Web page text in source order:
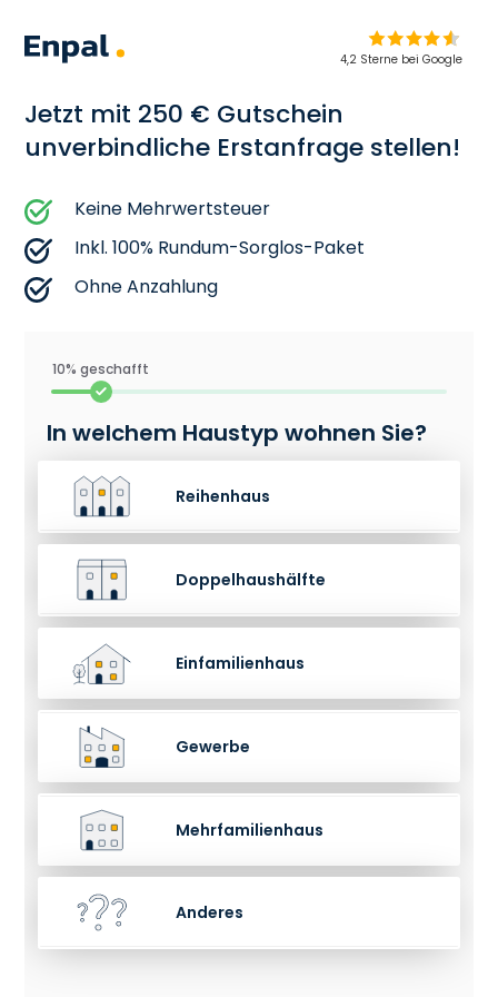
4,2 Sterne bei Google
Jetzt mit 250 € Gutschein
unverbindliche Erstanfrage stellen!
Keine Mehrwertsteuer
Inkl. 100% Rundum-Sorglos-Paket
Ohne Anzahlung
10% geschafft
In welchem Haustyp wohnen Sie?
Reihenhaus
Doppelhaushälfte
Einfamilienhaus
Gewerbe
Mehrfamilienhaus
Anderes